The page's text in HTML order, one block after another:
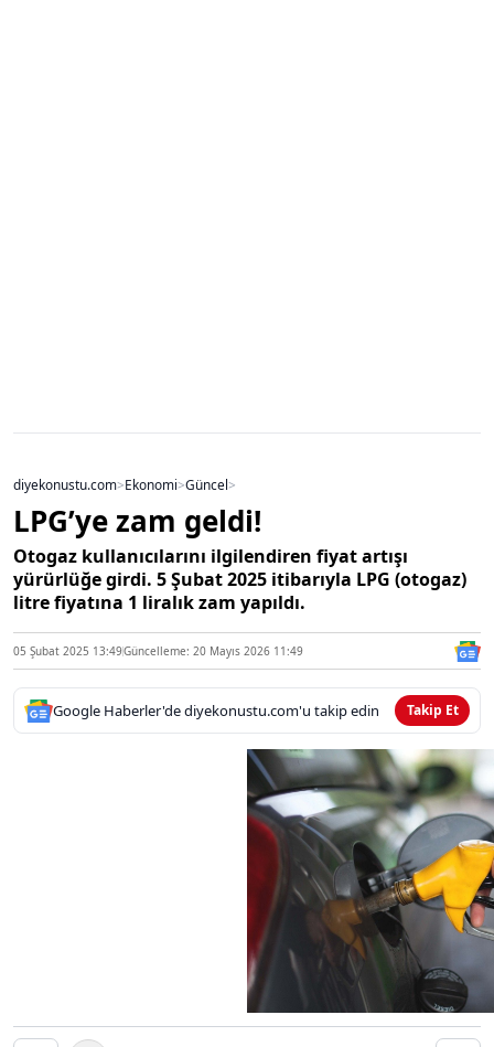
diyekonustu.com>Ekonomi>Güncel>
LPG’ye zam geldi!
Otogaz kullanıcılarını ilgilendiren fiyat artışı
yürürlüğe girdi. 5 Şubat 2025 itibarıyla LPG (otogaz)
litre fiyatına 1 liralık zam yapıldı.
05 Şubat 2025 13:49Güncelleme: 20 Mayıs 2026 11:49
Google Haberler'de diyekonustu.com'u takip edin Takip Et